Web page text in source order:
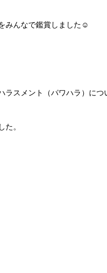
みんなで鑑賞しました☺
ラスメント（パワハラ）につ
た。